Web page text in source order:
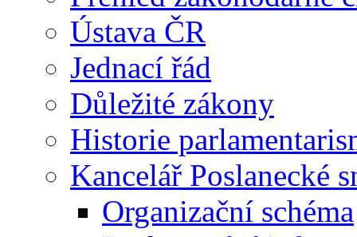
Ústava ČR
Jednací řád
Důležité zákony
Historie
Kancelář Poslanecké
Organizační schéma